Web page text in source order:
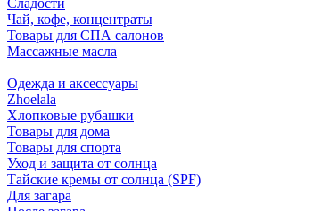
Сладости
Чай, кофе, концентраты
Товары для СПА салонов
Массажные масла
Одежда и аксессуары
Zhoelala
Хлопковые рубашки
Товары для дома
Товары для спорта
Уход и защита от солнца
Тайские кремы от солнца (SPF)
Для загара